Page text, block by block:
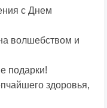
с Днем
волшебством и
подарки!
здоровья,